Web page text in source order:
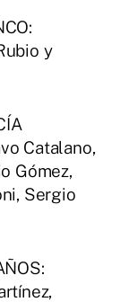
y
Catalano,
Gómez,
Sergio